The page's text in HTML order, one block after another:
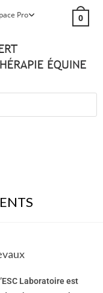
Pro 0
Laboratoire est